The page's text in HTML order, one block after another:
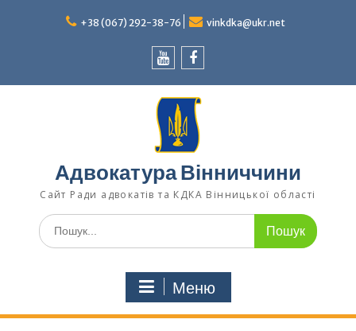
+38 (067) 292-38-76 vinkdka@ukr.net
Адвокатура Вінниччини
Сайт Ради адвокатів та КДКА Вінницької області
Шукати:
Меню